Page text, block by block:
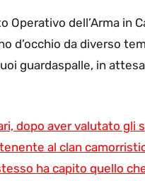
Operativo dell’Arma
d’occhio da diverso
guardaspalle, in
dopo aver valutato gli
al clan
ha capito quello